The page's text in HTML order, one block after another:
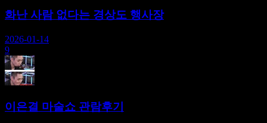
화난 사람 없다는 경상도 행사장
2026-01-14
9
이은결 마술쇼 관람후기